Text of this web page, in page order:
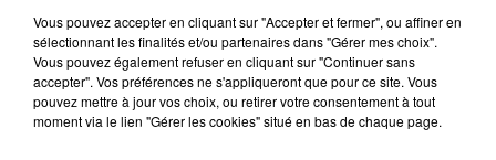
convie diverses associations à participer aux concerts
à titre gracieux."
pour réserver vos places c'est ici
Pour cette 1ere édition estivale 2025, elle invitera 3
Vous pouvez accepter en cliquant sur "Accepter et fermer", ou affiner en
sélectionnant les finalités et/ou partenaires dans "Gérer mes choix".
Vous pouvez également refuser en cliquant sur "Continuer sans
accepter". Vos préférences ne s'appliqueront que pour ce site. Vous
pouvez mettre à jour vos choix, ou retirer votre consentement à tout
moment via le lien "Gérer les cookies" situé en bas de chaque page.